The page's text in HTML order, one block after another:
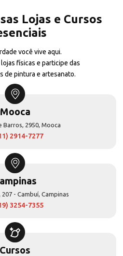
Lojas e Cursos
você vive aqui.
físicas e participe das
de pintura e artesanato.
Mooca
Barros, 2950, Mooca
2914-7277
207 - Cambuí, Campinas
3254-7355
Cursos